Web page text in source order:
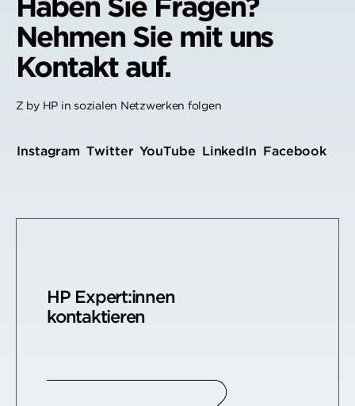
Nehmen Sie mit uns
Kontakt auf.
Z by HP in sozialen Netzwerken folgen
Instagram Twitter YouTube LinkedIn Facebook
HP Expert:innen
kontaktieren